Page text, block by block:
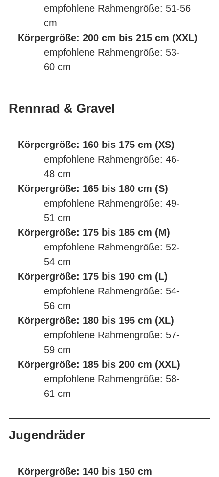
empfohlene Rahmengröße: 51-56
cm
Körpergröße: 200 cm bis 215 cm (XXL)
empfohlene Rahmengröße: 53-
60 cm
Rennrad & Gravel
Körpergröße: 160 bis 175 cm (XS)
empfohlene Rahmengröße: 46-
48 cm
Körpergröße: 165 bis 180 cm (S)
empfohlene Rahmengröße: 49-
51 cm
Körpergröße: 175 bis 185 cm (M)
empfohlene Rahmengröße: 52-
54 cm
Körpergröße: 175 bis 190 cm (L)
empfohlene Rahmengröße: 54-
56 cm
Körpergröße: 180 bis 195 cm (XL)
empfohlene Rahmengröße: 57-
59 cm
Körpergröße: 185 bis 200 cm (XXL)
empfohlene Rahmengröße: 58-
61 cm
Jugendräder
Körpergröße: 140 bis 150 cm